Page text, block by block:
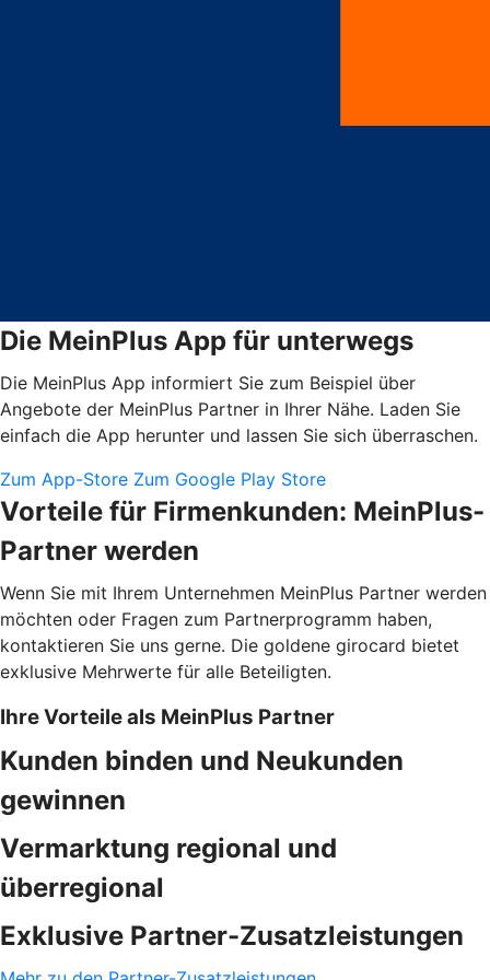
Die MeinPlus App für unterwegs
Die MeinPlus App informiert Sie zum Beispiel über
Angebote der MeinPlus Partner in Ihrer Nähe. Laden Sie
einfach die App herunter und lassen Sie sich überraschen.
Zum App-Store Zum Google Play Store
Vorteile für Firmenkunden: MeinPlus-
Partner werden
Wenn Sie mit Ihrem Unternehmen MeinPlus Partner werden
möchten oder Fragen zum Partnerprogramm haben,
kontaktieren Sie uns gerne. Die goldene girocard bietet
exklusive Mehrwerte für alle Beteiligten.
Ihre Vorteile als MeinPlus Partner
Kunden binden und Neukunden
gewinnen
Vermarktung regional und
überregional
Exklusive Partner-Zusatzleistungen